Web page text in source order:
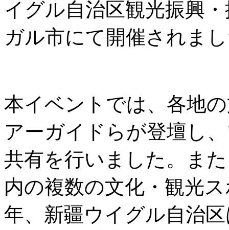
イグル自治区観光振興
ガル市にて開催されま
本イベントでは、各地
アーガイドらが登壇し
共有を行いました。ま
内の複数の文化・観光
年、新疆ウイグル自治